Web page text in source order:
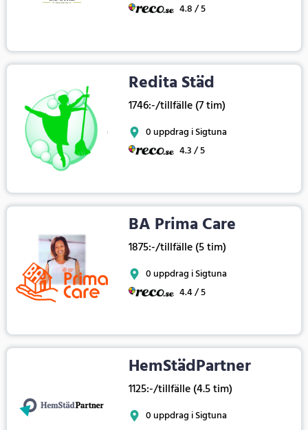
4.8 / 5
Redita Städ
1746:-/tillfälle (7 tim)
0 uppdrag i Sigtuna
4.3 / 5
BA Prima Care
1875:-/tillfälle (5 tim)
0 uppdrag i Sigtuna
4.4 / 5
HemStädPartner
1125:-/tillfälle (4.5 tim)
0 uppdrag i Sigtuna